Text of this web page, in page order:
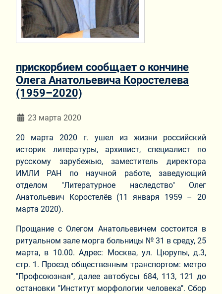
прискорбием сообщает о кончине
Олега Анатольевича Коростелева
(1959–2020)
Информация о материале
23 марта 2020
20 марта 2020 г. ушел из жизни российский
историк литературы, архивист, специалист по
русскому зарубежью, заместитель директора
ИМЛИ РАН по научной работе, заведующий
отделом "Литературное наследство" Олег
Анатольевич Коростелёв (11 января 1959 – 20
марта 2020).
Прощание с Олегом Анатольевичем состоится в
ритуальном зале морга больницы № 31 в среду, 25
марта, в 10.00. Адрес: Москва, ул. Цюрупы, д.3,
стр. 1. Проезд общественным транспортом: метро
"Профсоюзная", далее автобусы 684, 113, 121 до
остановки "Институт морфологии человека". Сбор